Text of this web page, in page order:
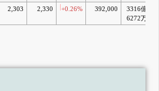
2,303 2,330 +0.26% 392,000
3316億
6272万